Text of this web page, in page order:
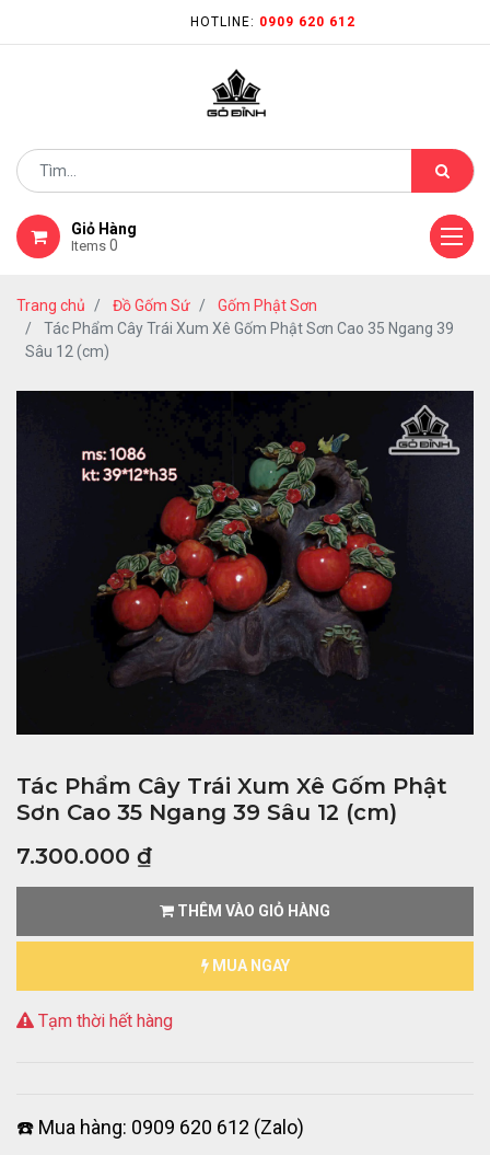
HOTLINE: 0909 620 612
Giỏ Hàng
Items 0
Trang chủ Đồ Gốm Sứ
Gốm Phật Sơn
Tác Phẩm Cây Trái Xum Xê Gốm Phật Sơn Cao 35 Ngang 39
Sâu 12 (cm)
Tác Phẩm Cây Trái Xum Xê Gốm Phật
Sơn Cao 35 Ngang 39 Sâu 12 (cm)
7.300.000 ₫
THÊM VÀO GIỎ HÀNG
MUA NGAY
Tạm thời hết hàng
☎️ Mua hàng: 0909 620 612 (Zalo)